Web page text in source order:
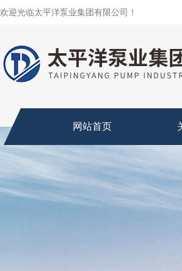
欢迎光临太平洋泵业集团有限公司！
网站首页